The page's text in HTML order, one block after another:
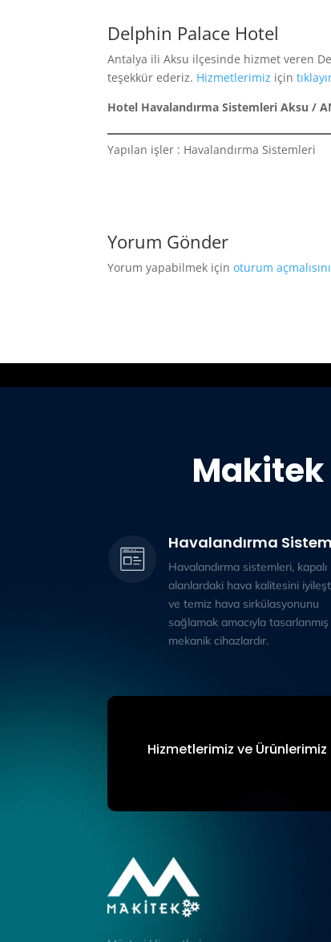
Delphin Palace Hotel
Antalya ili Aksu ilçesinde hizmet veren
teşekkür ederiz. Hizmetlerimiz için
Hotel Havalandırma Sistemleri Aksu /
Yapılan işler : Havalandırma Sistemleri
Yorum Gönder
Yorum yapabilmek içinoturum
Havalandırma
Havalandırma sistemleri, kapalı
alanlardaki hava kalitesini
ve temiz hava sirkülasyonunu
sağlamak amacıyla tasarlanmış
mekanik cihazlardır.
Hizmetlerimiz ve